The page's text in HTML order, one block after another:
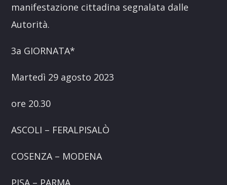
manifestazione cittadina segnalata dalle
Autorità.
3a GIORNATA*
Martedì 29 agosto 2023
ore 20.30
ASCOLI – FERALPISALÒ
COSENZA – MODENA
PISA – PARMA